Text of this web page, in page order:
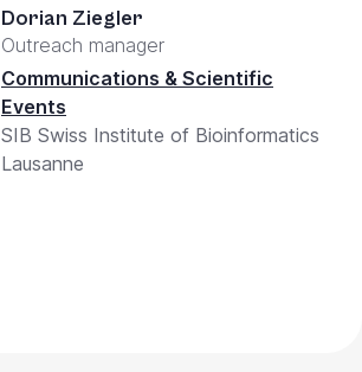
Dorian Ziegler
Outreach manager
Communications & Scientific
Events
SIB Swiss Institute of Bioinformatics
Lausanne